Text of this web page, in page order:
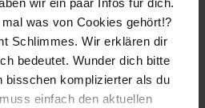
was von Cookies gehört!?
Schlimmes. Wir erklären dir
bedeutet. Wunder dich bitte
bisschen komplizierter als du
einfach den aktuellen
Perspektive und
bieten. 4. Spaß: In unserer
Du Dich wohlfühlen, Dich
Arbeiten im Team
Benefits: Wir bieten Dir eine
+ individuelle